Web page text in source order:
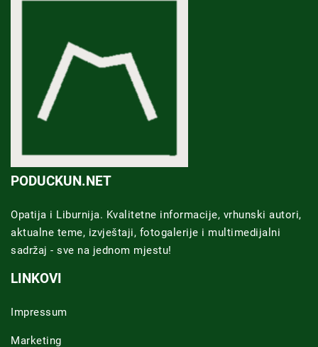
PODUCKUN.NET
Opatija i Liburnija. Kvalitetne informacije, vrhunski autori,
aktualne teme, izvještaji, fotogalerije i multimedijalni
sadržaj - sve na jednom mjestu!
LINKOVI
Impressum
Marketing